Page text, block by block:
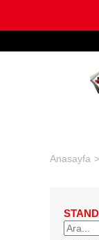
Anasayfa